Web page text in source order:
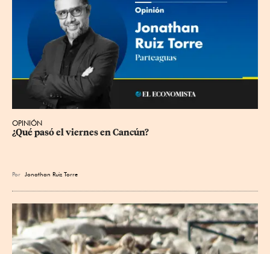
OPINIÓN
¿Qué pasó el viernes en Cancún?
Por Jonathan Ruiz Torre